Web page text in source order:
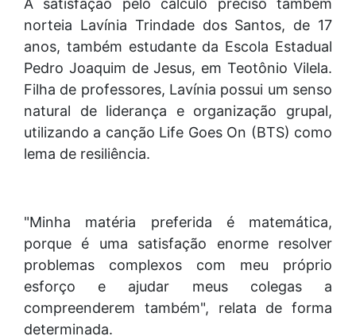
norteia Lavínia Trindade dos Santos, de 17
anos, também estudante da Escola Estadual
Pedro Joaquim de Jesus, em Teotônio Vilela.
Filha de professores, Lavínia possui um senso
natural de liderança e organização grupal,
utilizando a canção Life Goes On (BTS) como
lema de resiliência.
"Minha matéria preferida é matemática,
porque é uma satisfação enorme resolver
problemas complexos com meu próprio
esforço e ajudar meus colegas a
compreenderem também", relata de forma
determinada.